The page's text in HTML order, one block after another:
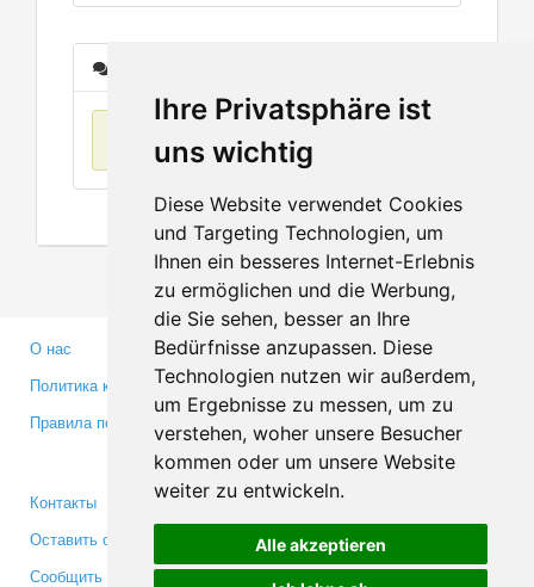
Ihre Privatsphäre ist
uns wichtig
Diese Website verwendet Cookies
und Targeting Technologien, um
Ihnen ein besseres Internet-Erlebnis
zu ermöglichen und die Werbung,
die Sie sehen, besser an Ihre
Bedürfnisse anzupassen. Diese
Technologien nutzen wir außerdem,
um Ergebnisse zu messen, um zu
verstehen, woher unsere Besucher
kommen oder um unsere Website
weiter zu entwickeln.
Alle akzeptieren
О нас
Политика конфиденциальности
Правила пользования
Партнерам
Инвесторам
Медиа
Контакты
Оставить отзыв
Сообщить об ошибке
Facebook
Twitter
YouTube